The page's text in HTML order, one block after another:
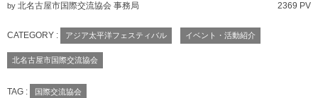
by 北名古屋市国際交流協会 事務局 2369 PV
CATEGORY : アジア太平洋フェスティバル イベント・活動紹介
北名古屋市国際交流協会
TAG : 国際交流協会